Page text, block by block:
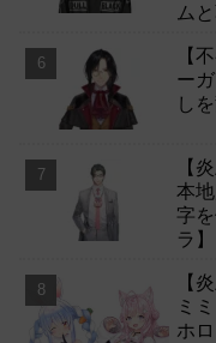
ム
【
ー
し
【
本
字
ラ】
【
ミ
ホ